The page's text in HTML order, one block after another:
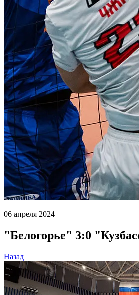
06 апреля 2024
"Белогорье" 3:0
Назад